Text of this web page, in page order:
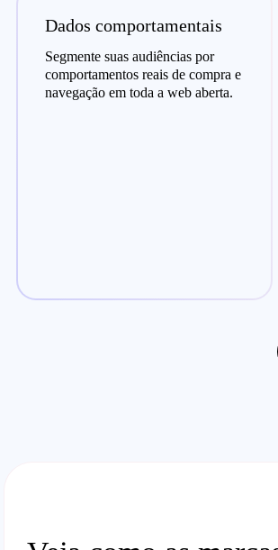
Dados comportamentais
Segmente suas audiências por
comportamentos reais de compra e
navegação em toda a web aberta.